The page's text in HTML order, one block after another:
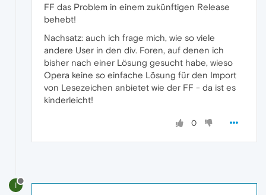
FF das Problem in einem zukünftigen Release
behebt!
Nachsatz: auch ich frage mich, wie so viele
andere User in den div. Foren, auf denen ich
bisher nach einer Lösung gesucht habe, wieso
Opera keine so einfache Lösung für den Import
von Lesezeichen anbietet wie der FF - da ist es
kinderleicht!
0
I